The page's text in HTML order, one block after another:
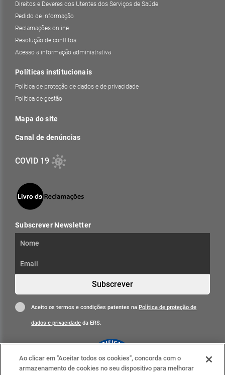
Direitos e Deveres dos Utentes dos Serviços de Saúde
Pedido de informação
Reclamações online
Resolução de conflitos
Acesso a informação administrativa
Políticas institucionais
Política de proteção de dados e de privacidade
Política de gestão
Mapa do site
Canal de denúncias
COVID 19
Subscrever Newsletter
Subscrever
Aceito os termos e condições patentes naPolítica de proteção de
dados e privacidade da ERS.
Ao clicar em "Aceitar todos os cookies", concorda com o
armazenamento de cookies no seu dispositivo para melhorar